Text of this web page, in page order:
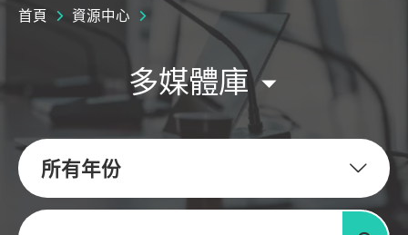
首頁 資源中心
多媒體庫
所有年份
關鍵字